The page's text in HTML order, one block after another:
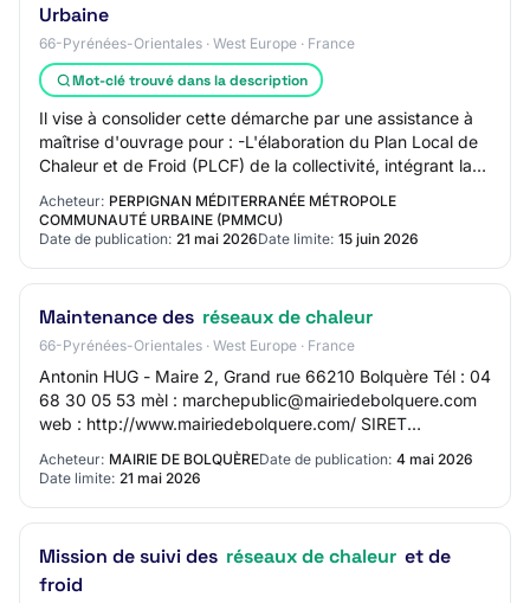
Urbaine
66-Pyrénées-Orientales · West Europe · France
Mot-clé trouvé dans la description
Il vise à consolider cette démarche par une assistance à
maîtrise d'ouvrage pour : -L'élaboration du Plan Local de
Chaleur et de Froid (PLCF) de la collectivité, intégrant la
mise à jour du Schéma Di…
Acheteur: PERPIGNAN MÉDITERRANÉE MÉTROPOLE
COMMUNAUTÉ URBAINE (PMMCU)
Date de publication: 21 mai 2026Date limite: 15 juin 2026
Maintenance des réseaux de chaleur
66-Pyrénées-Orientales · West Europe · France
Antonin HUG - Maire 2, Grand rue 66210 Bolquère Tél : 04
68 30 05 53 mèl : marchepublic@mairiedebolquere.com
web : http://www.mairiedebolquere.com/ SIRET
21660020500043 Groupement de commandes : Non…
Acheteur: MAIRIE DE BOLQUÈREDate de publication: 4 mai 2026
Date limite: 21 mai 2026
Mission de suivi des réseaux de chaleur et de
froid